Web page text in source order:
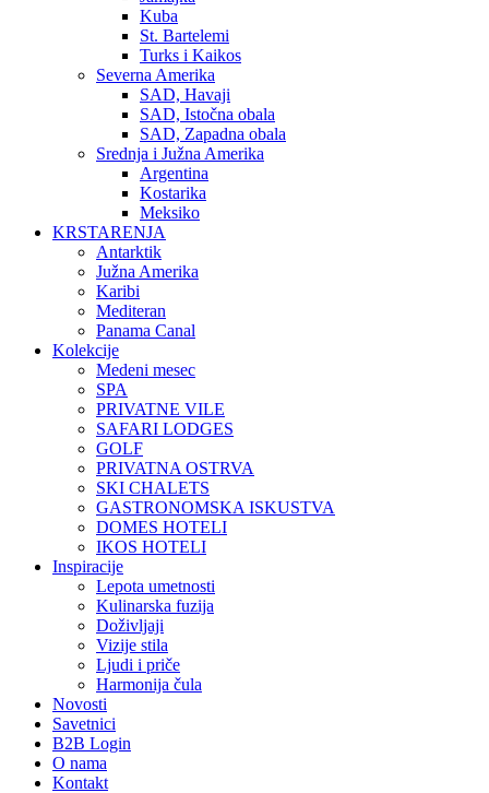
Kuba
St. Bartelemi
Turks i Kaikos
Severna Amerika
SAD, Havaji
SAD, Istočna obala
SAD, Zapadna obala
Srednja i Južna Amerika
Argentina
Kostarika
Meksiko
KRSTARENJA
Antarktik
Južna Amerika
Karibi
Mediteran
Panama Canal
Kolekcije
Medeni mesec
SPA
PRIVATNE VILE
SAFARI LODGES
GOLF
PRIVATNA OSTRVA
SKI CHALETS
GASTRONOMSKA ISKUSTVA
DOMES HOTELI
IKOS HOTELI
Inspiracije
Lepota umetnosti
Kulinarska fuzija
Doživljaji
Vizije stila
Ljudi i priče
Harmonija čula
Novosti
Savetnici
B2B Login
O nama
Kontakt